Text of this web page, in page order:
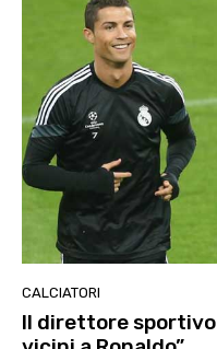
CALCIATORI
Il direttore sportivo